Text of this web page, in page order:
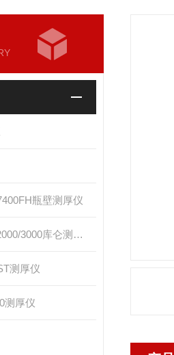
瓶壁测厚仪
GALVANOTEST 2000/3000库仑测厚仪
测厚仪
测厚仪